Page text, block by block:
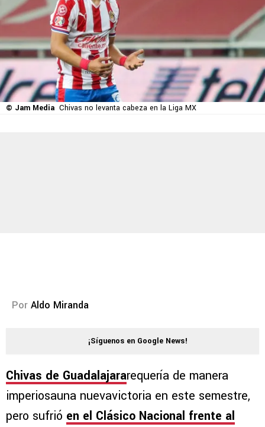
© Jam Media Chivas no levanta cabeza en la Liga MX
Por Aldo Miranda
¡Síguenos en Google News!
Chivas de Guadalajararequería de manera
imperiosauna nuevavictoria en este semestre,
pero sufrió en el Clásico Nacional frente al